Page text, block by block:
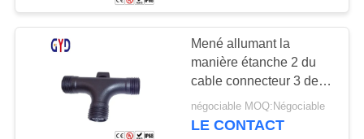
NOUS
VISITE
D'USINE
Connecteur
imperméable de
basse tension
60
Mené allumant la
manière étanche 2 du
cable connecteur 3 de
vis 3 type de 4 bornes T
négociable MOQ:Négociable
LE CONTACT